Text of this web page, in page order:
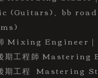
(Guitars)、bb road
Mixing Engineer｜
期工程師
期工程 Mastering